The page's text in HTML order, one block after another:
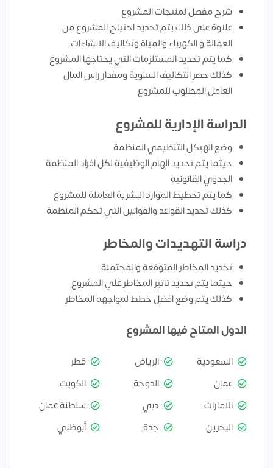
شرح مفصل لمنتجات المشروع
علاوة على ذلك يتم تحديد احتياج المشروع من
العمالة و الكهرباء والمياة وتكاليف الانشاءات
كما يتم تحديد المستلزمات التي يحتاجها المشروع
كذلك حصر التكاليف السنوية ومقدار راس المال
العامل المطلوب للمشروع
الدراسة الإدارية للمشروع
وضع الهيكل التنظيمي المنظمة
حيثما يتم تحديد الهام الوظيفية لكل افراد المنظمة
الجدوي القانونية
كما يتم تخطيط الموارد البشرية العاملة للمشروع
كذلك تحديد القواعد والقوانين التي تحكم المنظمة
دراسة التهديدات والمخاطر
تحديد المخاطر المتوقعة والمحتملة
حيثما يتم تحديد تاثير المخاطر علي المشروع
كذلك يتم وضع افضل خطط لمواجهه المخاطر
الدول المتاح فيها المشروع
السعودية الرياض
قطر
عمان
الدوحة
الكويت
الامارات
دبي
سلطنة عمان
البحرين
جدة أبوظبي